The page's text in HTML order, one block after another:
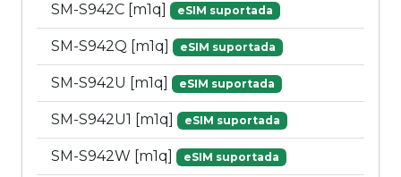
SM-S942C [m1q] eSIM suportada
SM-S942Q [m1q] eSIM suportada
SM-S942U [m1q] eSIM suportada
SM-S942U1 [m1q] eSIM suportada
SM-S942W [m1q] eSIM suportada